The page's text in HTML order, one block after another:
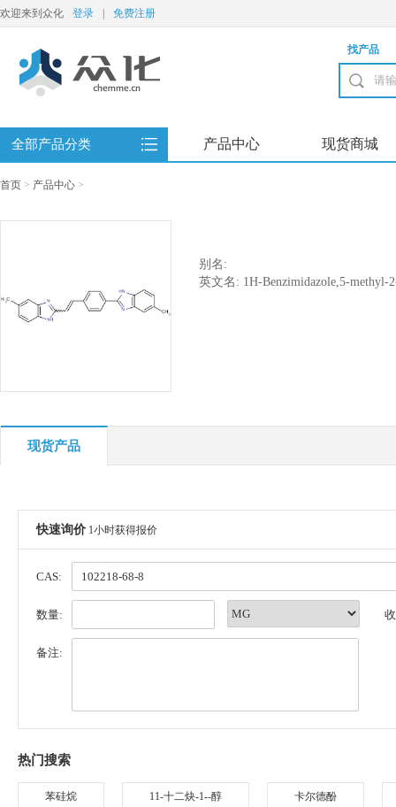
欢迎来到众化 登录 免费注册
找产品
全部产品分类 产品中心 现货商城
首页 > 产品中心 >
别名:
英文名: 1H-Benzimidazole,5-
现货产品
快速询价 1小时获得报价
CAS:
数量:
备注:
热门搜索
苯硅烷 11-十二炔-1--醇 卡尔德酚